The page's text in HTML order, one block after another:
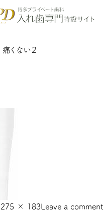
痛くない２
275 × 183Leave a comment